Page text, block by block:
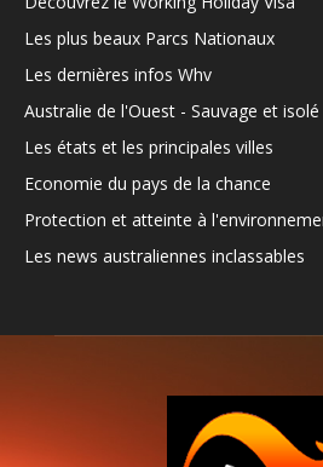
Les plus beaux Parcs Nationaux
Les dernières infos Whv
Australie de l'Ouest - Sauvage et isolé
Les états et les principales villes
Economie du pays de la chance
Protection et atteinte à
Les news australiennes inclassables